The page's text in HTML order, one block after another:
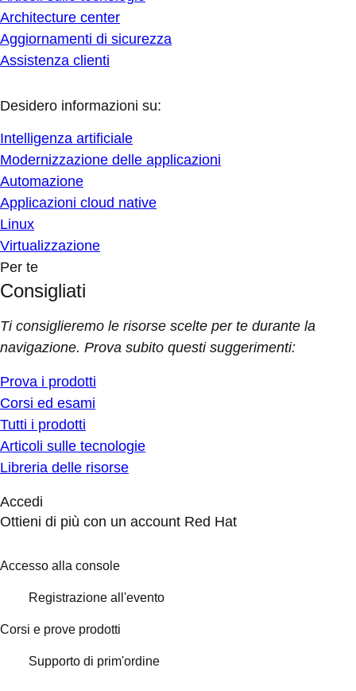
Architecture center
Aggiornamenti di sicurezza
Assistenza clienti
Desidero informazioni su:
Intelligenza artificiale
Modernizzazione delle applicazioni
Automazione
Applicazioni cloud native
Linux
Virtualizzazione
Per te
Consigliati
Ti consiglieremo le risorse scelte per te durante la
navigazione. Prova subito questi suggerimenti:
Prova i prodotti
Corsi ed esami
Tutti i prodotti
Articoli sulle tecnologie
Libreria delle risorse
Accedi
Ottieni di più con un account Red Hat
Accesso alla console
Registrazione all'evento
Corsi e prove prodotti
Supporto di prim'ordine